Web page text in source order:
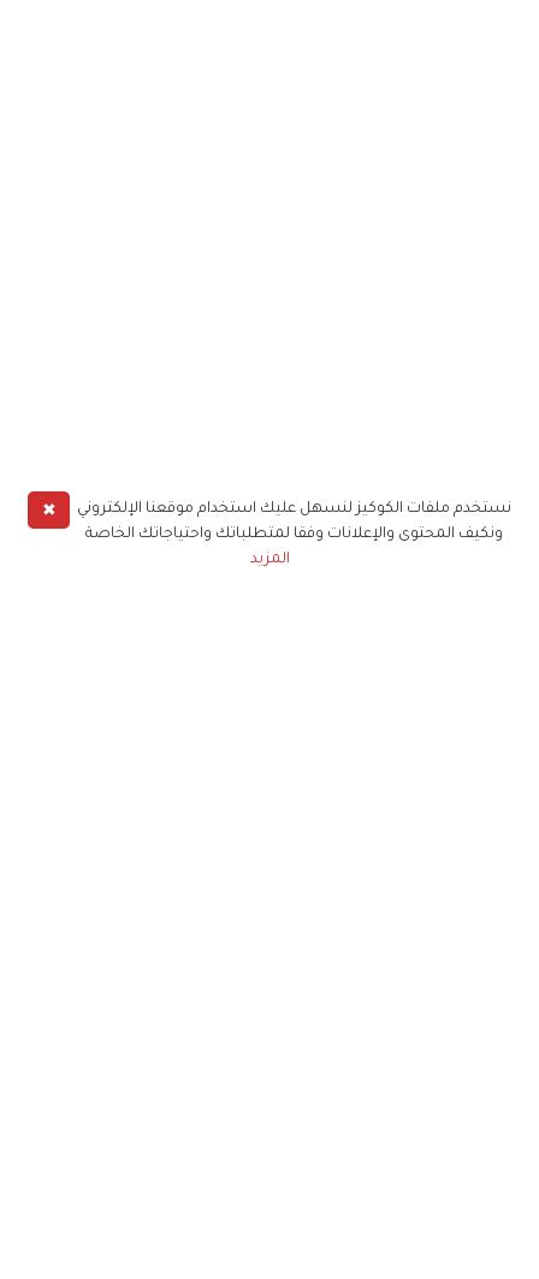
✖
نستخدم ملفات الكوكيز لنسهل عليك استخدام موقعنا الإلكتروني
ونكيف المحتوى والإعلانات وفقا لمتطلباتك واحتياجاتك الخاصة
المزيد